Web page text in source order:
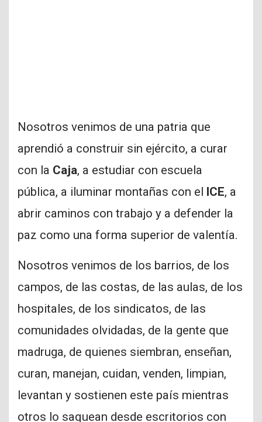
Nosotros venimos de una patria que
aprendió a construir sin ejército, a curar
con la Caja, a estudiar con escuela
pública, a iluminar montañas con el ICE, a
abrir caminos con trabajo y a defender la
paz como una forma superior de valentía.
Nosotros venimos de los barrios, de los
campos, de las costas, de las aulas, de los
hospitales, de los sindicatos, de las
comunidades olvidadas, de la gente que
madruga, de quienes siembran, enseñan,
curan, manejan, cuidan, venden, limpian,
levantan y sostienen este país mientras
otros lo saquean desde escritorios con